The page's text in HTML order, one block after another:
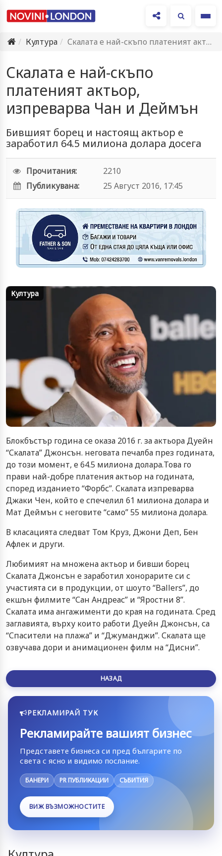
Култура
Скалата е най-скъпо платеният актьор, изпреварва Чан и Деймън
Скалата е най-скъпо
платеният актьор,
изпреварва Чан и Деймън
Бившият борец и настоящ актьор е
заработил 64.5 милиона долара досега
Прочитания:
2210
Публикувана:
25 Август 2016, 17:45
Култура
Блокбъстър година се оказа 2016 г. за актьора Дуейн
“Скалата” Джонсън. неговата печалба през годината,
до този момент, е 64.5 милиона долара.Това го
прави най-добре платения актьор на годината,
според изданието “Форбс”. Скалата изпреварва
Джаки Чен, който е спечелил 61 милиона долара и
Мат Деймън с неговите “само” 55 милиона долара.
В класацията следват Том Круз, Джони Деп, Бен
Афлек и други.
Любимият на множена актьор и бивши борец
Скалата Джонсън е заработил хонорарите си с
участията си в продукции, от шоуто “Ballers”, до
екшън филмите “Сан Андреас” и “Яростни 8”.
Скалата има ангажименти до края на годината. Сред
заглавията, върху които работи Дуейн Джонсън, са
“Спасители на плажа” и “Джуманджи”. Скалата ще
озвучава дори и анимационен филм на “Дисни”.
НАЗАД
РЕКЛАМИРАЙ ТУК
Рекламирайте вашият бизнес
Представете бизнеса си пред българите по
света с ясно и видимо послание.
БАНЕРИ PR ПУБЛИКАЦИИ СЪБИТИЯ
ВИЖ ВЪЗМОЖНОСТИТЕ